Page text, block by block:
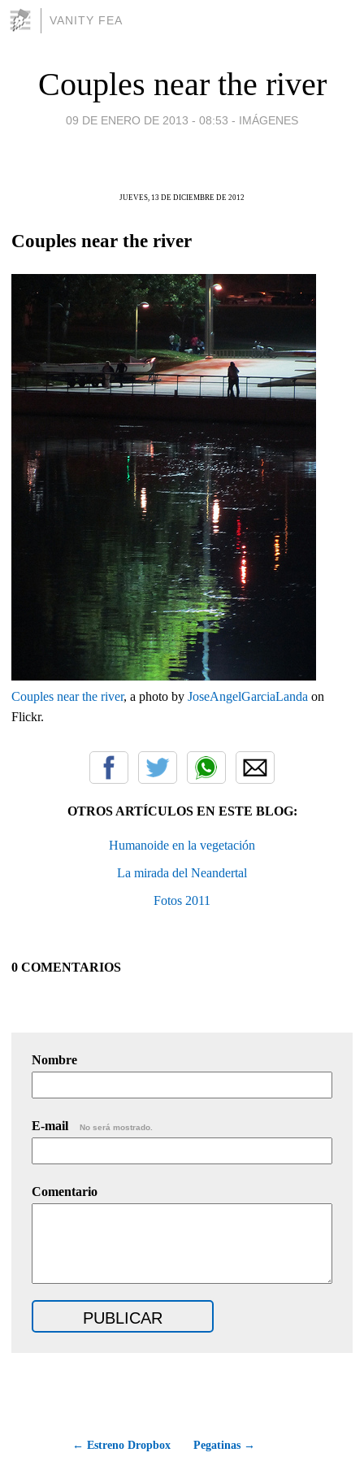
VANITY FEA
Couples near the river
09 DE ENERO DE 2013 - 08:53 - IMÁGENES
JUEVES, 13 DE DICIEMBRE DE 2012
Couples near the river
Couples near the river, a photo by JoseAngelGarciaLanda on
Flickr.
OTROS ARTÍCULOS EN ESTE BLOG:
Humanoide en la vegetación
La mirada del Neandertal
Fotos 2011
0 COMENTARIOS
Nombre
E-mail No será mostrado.
Comentario
← Estreno Dropbox Pegatinas →